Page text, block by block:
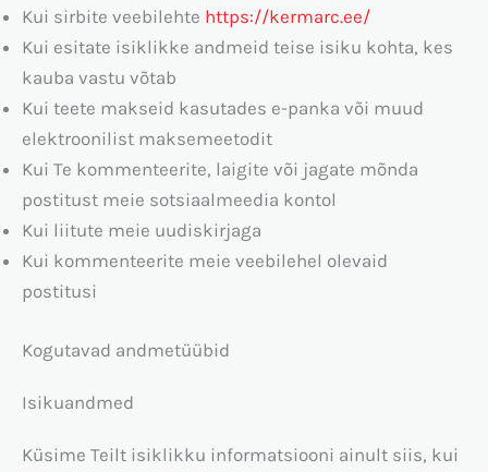
Kui sirbite veebilehte https://kermarc.ee/
Kui esitate isiklikke andmeid teise isiku kohta, kes
kauba vastu võtab
Kui teete makseid kasutades e-panka või muud
elektroonilist maksemeetodit
Kui Te kommenteerite, laigite või jagate mõnda
postitust meie sotsiaalmeedia kontol
Kui liitute meie uudiskirjaga
Kui kommenteerite meie veebilehel olevaid
postitusi
Kogutavad andmetüübid
Isikuandmed
Küsime Teilt isiklikku informatsiooni ainult siis, kui